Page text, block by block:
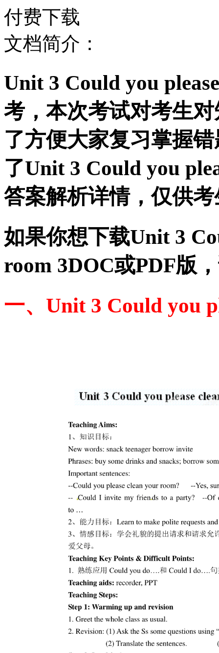
付费下载
文档简介：
Unit 3 Could you
考，本次考试对考生
了方便大家复习掌握
了Unit 3 Could you
答案解析详情，仅供
如果你想下载Unit 3
room 3DOC或PDF版
一、Unit 3 Could you